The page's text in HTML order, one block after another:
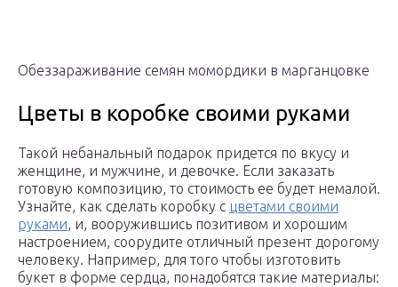
Обеззараживание семян момордики в марганцовке
Цветы в коробке своими руками
Такой небанальный подарок придется по вкусу и
женщине, и мужчине, и девочке. Если заказать
готовую композицию, то стоимость ее будет немалой.
Узнайте, как сделать коробку с цветами своими
руками, и, вооружившись позитивом и хорошим
настроением, соорудите отличный презент дорогому
человеку. Например, для того чтобы изготовить
букет в форме сердца, понадобятся такие материалы: